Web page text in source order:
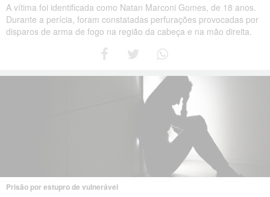
A vítima foi identificada como Natan Marconi Gomes, de 18 anos.
Durante a perícia, foram constatadas perfurações provocadas por
disparos de arma de fogo na região da cabeça e na mão direita.
Prisão por estupro de vulnerável